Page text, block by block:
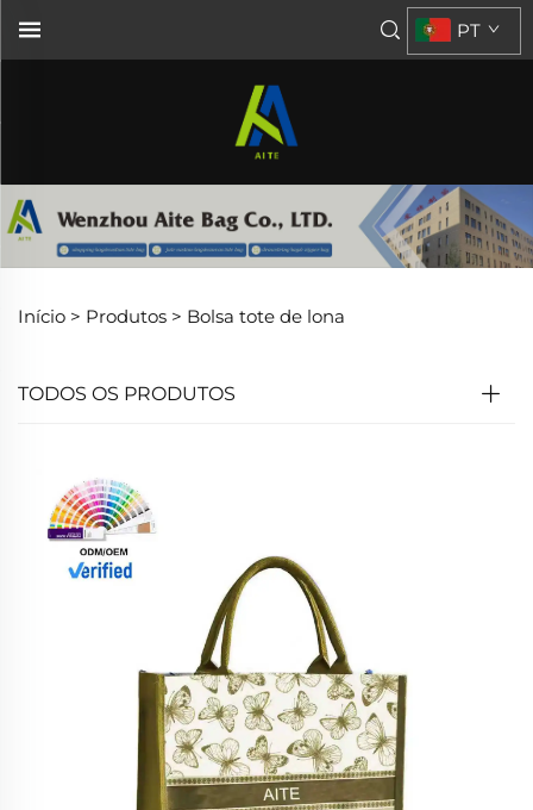
PT
Início > Produtos > Bolsa tote de lona
TODOS OS PRODUTOS